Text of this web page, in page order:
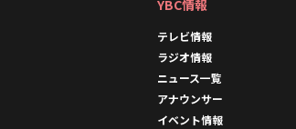
YBC情報
テレビ情報
ラジオ情報
ニュース一覧
アナウンサー
イベント情報